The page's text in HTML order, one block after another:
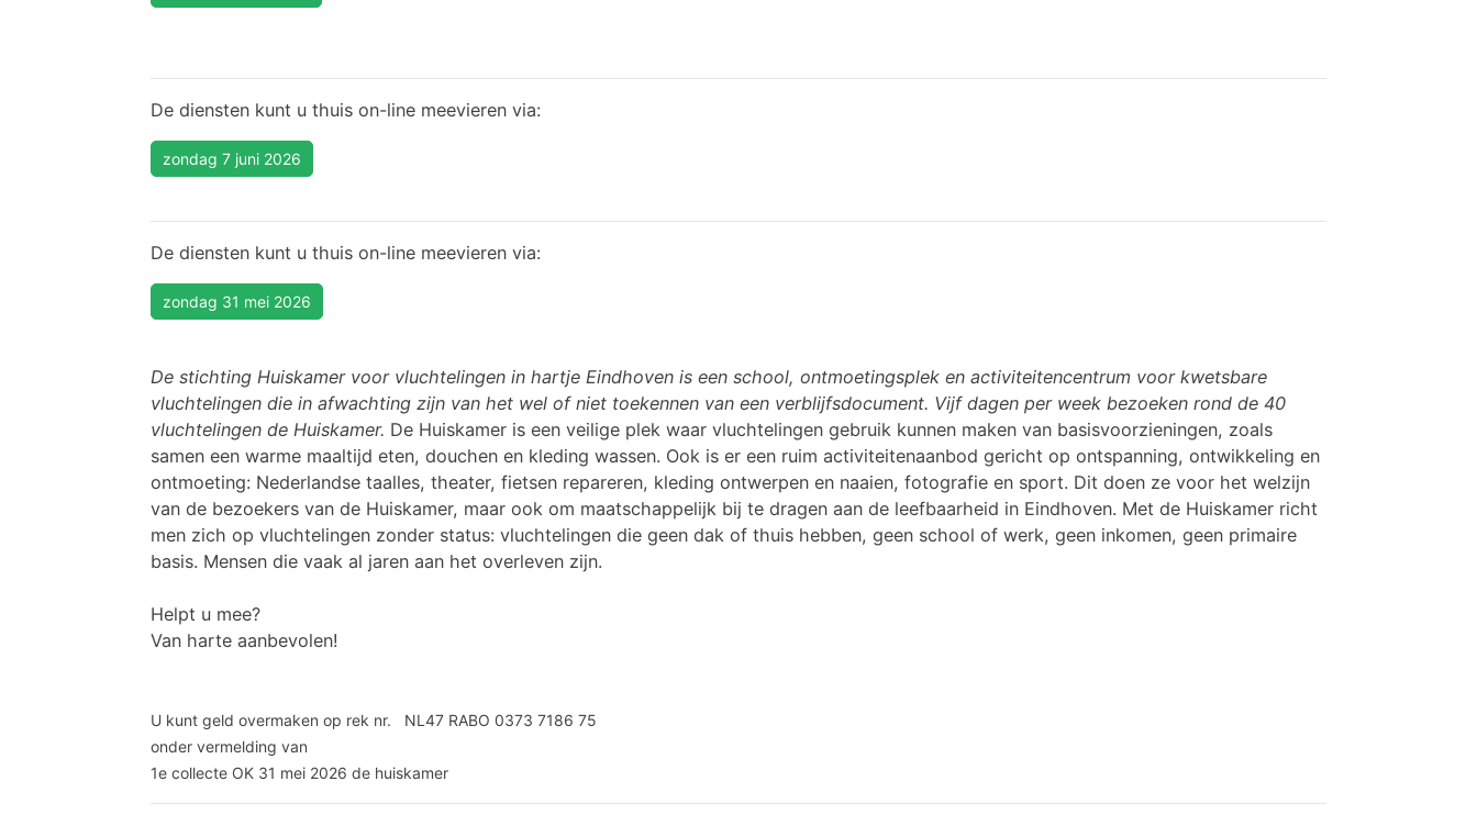
De diensten kunt u thuis on-line meevieren via:
zondag 7 juni 2026
De diensten kunt u thuis on-line meevieren via:
zondag 31 mei 2026
De stichting Huiskamer voor vluchtelingen in hartje Eindhoven is een school, ontmoetingsplek en activiteitencentrum voor kwetsbare
vluchtelingen die in afwachting zijn van het wel of niet toekennen van een verblijfsdocument. Vijf dagen per week bezoeken rond de 40
vluchtelingen de Huiskamer. De Huiskamer is een veilige plek waar vluchtelingen gebruik kunnen maken van basisvoorzieningen, zoals
samen een warme maaltijd eten, douchen en kleding wassen. Ook is er een ruim activiteitenaanbod gericht op ontspanning, ontwikkeling en
ontmoeting: Nederlandse taalles, theater, fietsen repareren, kleding ontwerpen en naaien, fotografie en sport. Dit doen ze voor het welzijn
van de bezoekers van de Huiskamer, maar ook om maatschappelijk bij te dragen aan de leefbaarheid in Eindhoven. Met de Huiskamer richt
men zich op vluchtelingen zonder status: vluchtelingen die geen dak of thuis hebben, geen school of werk, geen inkomen, geen primaire
basis. Mensen die vaak al jaren aan het overleven zijn.
Helpt u mee?
Van harte aanbevolen!
U kunt geld overmaken op rek nr. NL47 RABO 0373 7186 75
onder vermelding van
1e collecte OK 31 mei 2026 de huiskamer